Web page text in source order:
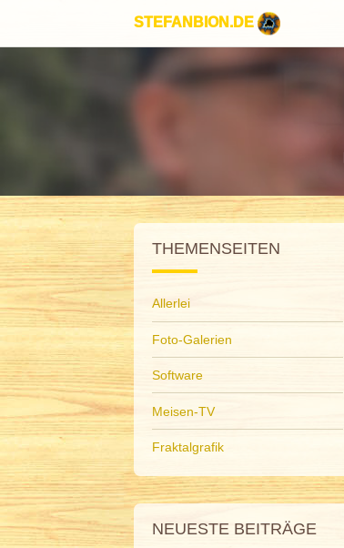
STEFANBION.DE
THEMENSEITEN
Allerlei
Foto-Galerien
Software
Meisen-TV
Fraktalgrafik
NEUESTE BEITRÄGE